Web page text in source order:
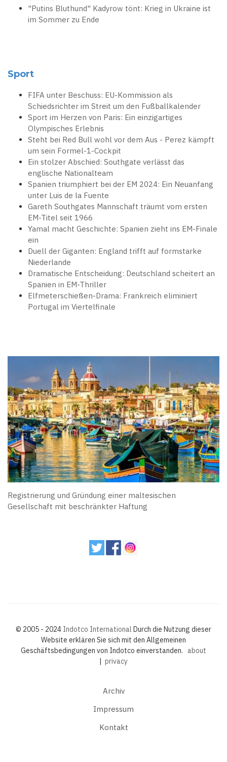
"Putins Bluthund" Kadyrow tönt: Krieg in Ukraine ist
im Sommer zu Ende
Sport
FIFA unter Beschuss: EU-Kommission als
Schiedsrichter im Streit um den Fußballkalender
Sport im Herzen von Paris: Ein einzigartiges
Olympisches Erlebnis
Steht bei Red Bull wohl vor dem Aus - Perez kämpft
um sein Formel-1-Cockpit
Ein stolzer Abschied: Southgate verlässt das
englische Nationalteam
Spanien triumphiert bei der EM 2024: Ein Neuanfang
unter Luis de la Fuente
Gareth Southgates Mannschaft träumt vom ersten
EM-Titel seit 1966
Yamal macht Geschichte: Spanien zieht ins EM-Finale
ein
Duell der Giganten: England trifft auf formstarke
Niederlande
Dramatische Entscheidung: Deutschland scheitert an
Spanien in EM-Thriller
Elfmeterschießen-Drama: Frankreich eliminiert
Portugal im Viertelfinale
Registrierung und Gründung einer maltesischen
Gesellschaft mit beschränkter Haftung
© 2005 - 2024 Indotco International Durch die Nutzung dieser
Website erklären Sie sich mit den Allgemeinen
Geschäftsbedingungen von Indotco einverstanden. about
privacy
Archiv
Impressum
Kontakt